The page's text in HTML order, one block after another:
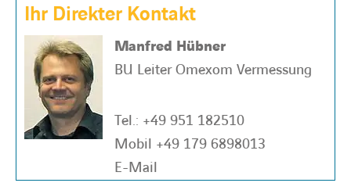
Ihr Direkter Kontakt
Manfred Hübner
BU Leiter Omexom Vermessung
Tel.: +49 951 182510
Mobil +49 179 6898013
E-Mail